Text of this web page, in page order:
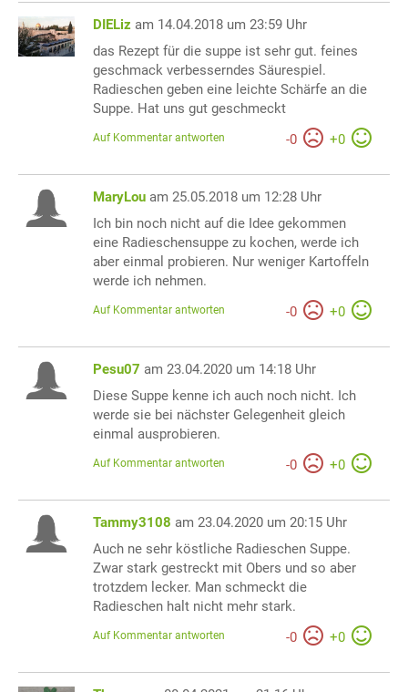
DIELiz am 14.04.2018 um 23:59 Uhr
das Rezept für die suppe ist sehr gut. feines
geschmack verbesserndes Säurespiel.
Radieschen geben eine leichte Schärfe an die
Suppe. Hat uns gut geschmeckt
-0 +0
Auf Kommentar antworten
MaryLou am 25.05.2018 um 12:28 Uhr
Ich bin noch nicht auf die Idee gekommen
eine Radieschensuppe zu kochen, werde ich
aber einmal probieren. Nur weniger Kartoffeln
werde ich nehmen.
-0 +0
Auf Kommentar antworten
Pesu07 am 23.04.2020 um 14:18 Uhr
Diese Suppe kenne ich auch noch nicht. Ich
werde sie bei nächster Gelegenheit gleich
einmal ausprobieren.
-0 +0
Auf Kommentar antworten
Tammy3108 am 23.04.2020 um 20:15 Uhr
Auch ne sehr köstliche Radieschen Suppe.
Zwar stark gestreckt mit Obers und so aber
trotzdem lecker. Man schmeckt die
Radieschen halt nicht mehr stark.
-0 +0
Auf Kommentar antworten